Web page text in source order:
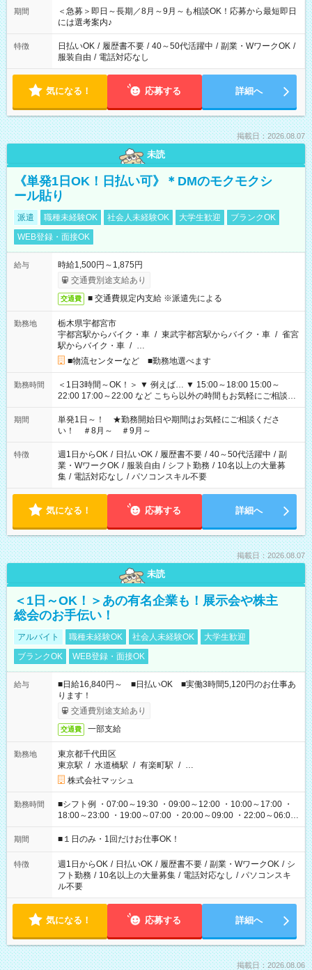
スタッフ スイーツ販売/ホテルフロント/化粧品販売/など 様々な
業界から入社して活躍されています♪
期間
＜急募＞即日～長期／8月～9月～も相談OK！応募から最短即日
には選考案内♪
特徴 日払いOK / 履歴書不要 / 40～50代活躍中 / 副業・WワークOK /
服装自由 / 電話対応なし
気になる！ 応募する 詳細へ
掲載日：2026.08.07
未読
《単発1日OK！日払い可》＊DMのモクモクシ
ール貼り
派遣 職種未経験OK 社会人未経験OK 大学生歓迎
ブランクOK
WEB登録・面接OK
給与
時給1,500円～1,875円
交通費別途支給あり
交通費 ■ 交通費規定内支給 ※派遣先による
勤務地
栃木県宇都宮市
宇都宮駅からバイク・車 / 東武宇都宮駅からバイク・車 / 雀宮
駅からバイク・車 / …
■物流センターなど ■勤務地選べます
勤務時間
＜1日3時間～OK！＞ ▼ 例えば… ▼ 15:00～18:00 15:00～
22:00 17:00～22:00 など こちら以外の時間もお気軽にご相談く
ださい！
期間
単発1日～！ ★勤務開始日や期間はお気軽にご相談くださ
い！ ＃8月～ ＃9月～
特徴 週1日からOK / 日払いOK / 履歴書不要 / 40～50代活躍中 / 副
業・WワークOK / 服装自由 / シフト勤務 / 10名以上の大量募
集 / 電話対応なし / パソコンスキル不要
気になる！ 応募する 詳細へ
掲載日：2026.08.07
未読
＜1日～OK！＞あの有名企業も！展示会や株主
総会のお手伝い！
アルバイト 職種未経験OK 社会人未経験OK
大学生歓迎
ブランクOK
WEB登録・面接OK
給与
■日給16,840円～ ■日払いOK ■実働3時間5,120円のお仕事あ
ります！
交通費別途支給あり
交通費 一部支給
勤務地
東京都千代田区
東京駅 / 水道橋駅 / 有楽町駅 / …
株式会社マッシュ
勤務時間
■シフト例 ・07:00～19:30 ・09:00～12:00 ・10:00～17:00 ・
18:00～23:00 ・19:00～07:00 ・20:00～09:00 ・22:00～06:00
etc ★最短で3時間で5,120円のお仕事から 15時間で2万円近く稼
げるお仕事も！ ご希望のお時間に合わせてご紹介！ ※シフトは
ください！
期間 ■１日のみ・1回だけお仕事OK！
特徴 週1日からOK / 日払いOK / 履歴書不要 / 副業・WワークOK / シ
フト勤務 / 10名以上の大量募集 / 電話対応なし / パソコンスキ
ル不要
気になる！ 応募する 詳細へ
掲載日：2026.08.06